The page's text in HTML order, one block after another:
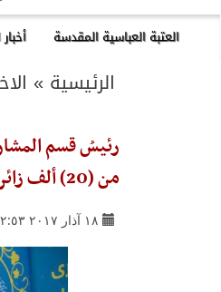
العتبة العباسية المقدسة
الرئيسية »
من (20) ألف زائر..
١٨ آذار ٢٠١٧ ٢٢:٥٣